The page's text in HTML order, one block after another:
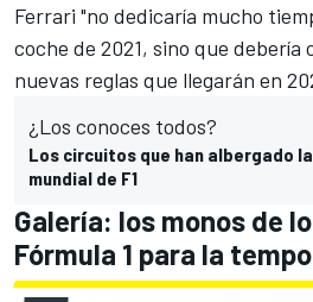
Ferrari "no dedicaría mucho
coche de 2021, sino que debería
nuevas reglas que llegarán en
¿Los conoces todos?
Los circuitos que han albergado
mundial de F1
Galería: los monos de
Fórmula 1 para la